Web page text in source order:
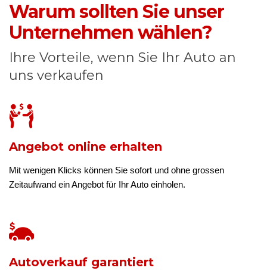
Warum sollten Sie unser
Unternehmen wählen?
Ihre Vorteile, wenn Sie Ihr Auto an
uns verkaufen
Angebot online erhalten
Mit wenigen Klicks können Sie sofort und ohne grossen
Zeitaufwand ein Angebot für Ihr Auto einholen.
Autoverkauf garantiert